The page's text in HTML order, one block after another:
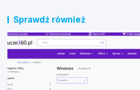
Sprawdź również